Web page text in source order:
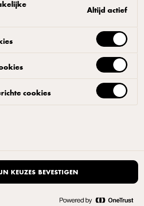
Altijd actief
cookies
KEUZES BEVESTIGEN